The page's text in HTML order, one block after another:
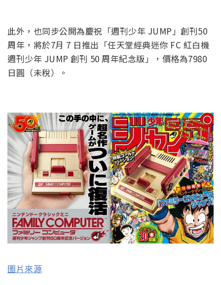
此外，也同步公開為慶祝「週刊少年 JUMP」創刊50
周年，將於7月 7 日推出「任天堂經典迷你 FC 紅白機
週刊少年 JUMP 創刊 50 周年紀念版」，價格為7980
日圓（未稅）。
圖片來源